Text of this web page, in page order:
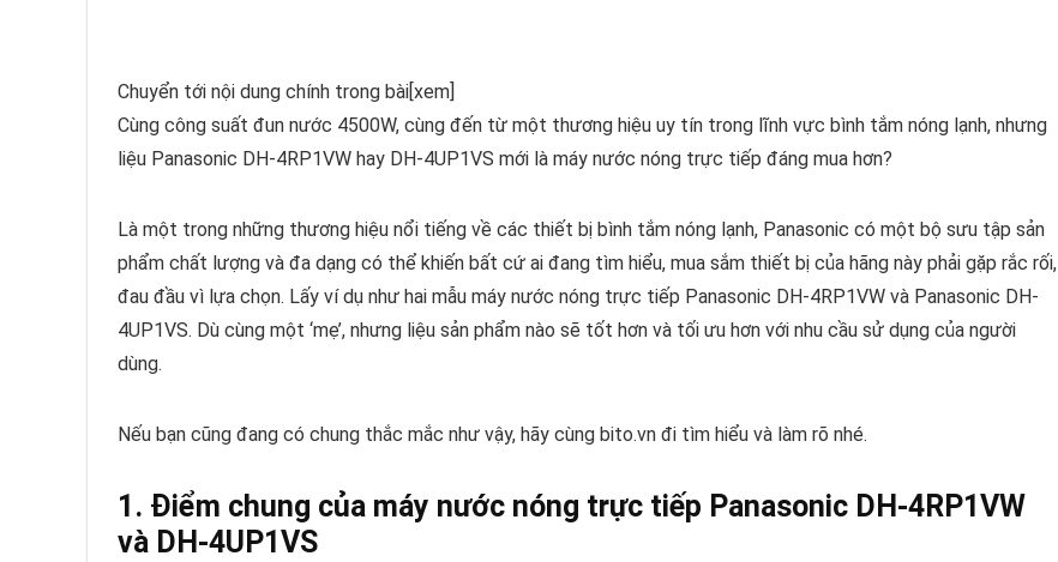
Chuyển tới nội dung chính trong bài[xem]
Cùng công suất đun nước 4500W, cùng đến từ một thương hiệu uy tín trong lĩnh vực bình tắm nóng lạnh, nhưng
liệu Panasonic DH-4RP1VW hay DH-4UP1VS mới là máy nước nóng trực tiếp đáng mua hơn?
Là một trong những thương hiệu nổi tiếng về các thiết bị bình tắm nóng lạnh, Panasonic có một bộ sưu tập sản
phẩm chất lượng và đa dạng có thể khiến bất cứ ai đang tìm hiểu, mua sắm thiết bị của hãng này phải gặp rắc rối,
đau đầu vì lựa chọn. Lấy ví dụ như hai mẫu máy nước nóng trực tiếp Panasonic DH-4RP1VW và Panasonic DH-
4UP1VS. Dù cùng một ‘mẹ’, nhưng liệu sản phẩm nào sẽ tốt hơn và tối ưu hơn với nhu cầu sử dụng của người
dùng.
Nếu bạn cũng đang có chung thắc mắc như vậy, hãy cùng bito.vn đi tìm hiểu và làm rõ nhé.
1. Điểm chung của máy nước nóng trực tiếp Panasonic DH-4RP1VW
và DH-4UP1VS